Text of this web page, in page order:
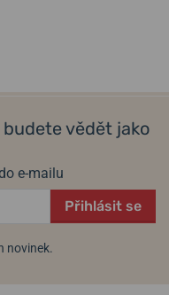
vědět jako
e-mailu
Přihlásit se
novinek.